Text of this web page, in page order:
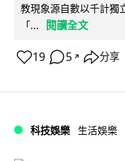
教現象源自數以千計獨
「...
閱讀全文
19 5 ↗ 分享
科技娛樂 生活娛樂